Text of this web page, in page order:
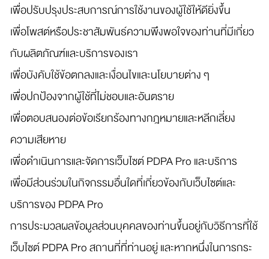
เพื่อปรับปรุงประสบการณ์การใช้งานของผู้ใช้ให้ดียิ่งขึ้น
เพื่อโพสต์หรือประชาสัมพันธ์ความพึงพอใจของท่านที่มีเกี่ยว
กับผลิตภัณฑ์และบริการของเรา
เพื่อบังคับใช้ข้อตกลงและเงื่อนไขและนโยบายต่าง ๆ
เพื่อปกป้องจากผู้ใช้ที่ไม่ชอบและอันตราย
เพื่อตอบสนองต่อข้อเรียกร้องทางกฎหมายและหลีกเลี่ยง
ความเสียหาย
เพื่อดำเนินการและจัดการเว็บไซต์ PDPA Pro และบริการ
เพื่อมีส่วนร่วมในกิจกรรมอื่นใดที่เกี่ยวข้องกับเว็บไซต์และ
บริการของ PDPA Pro
การประมวลผลข้อมูลส่วนบุคคลของท่านขึ้นอยู่กับวิธีการที่ใช้
เว็บไซต์ PDPA Pro สถานที่ที่ท่านอยู่ และหากหนึ่งในการกระ